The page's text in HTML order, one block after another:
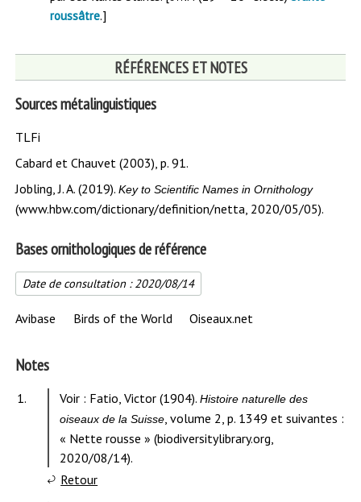
roussâtre.]
RÉFÉRENCES ET NOTES
Sources métalinguistiques
TLFi
Cabard et Chauvet (2003), p. 91.
Jobling, J. A. (2019).Key to Scientific Names in Ornithology
(www.hbw.com/dictionary/definition/netta, 2020/05/05).
Bases ornithologiques de référence
Date de consultation : 2020/08/14
Avibase Birds of the World Oiseaux.net
Notes
Contenu
1. Voir : Fatio, Victor (1904). Histoire naturelle des
oiseaux de la Suisse, volume 2, p. 1349 et suivantes :
« Nette rousse » (biodiversitylibrary.org,
2020/08/14).
Retourà